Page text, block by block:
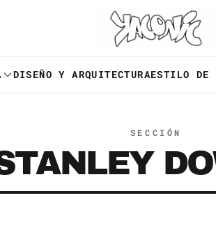
DISEÑO Y ARQUITECTURAESTILO DE
SECCIÓN